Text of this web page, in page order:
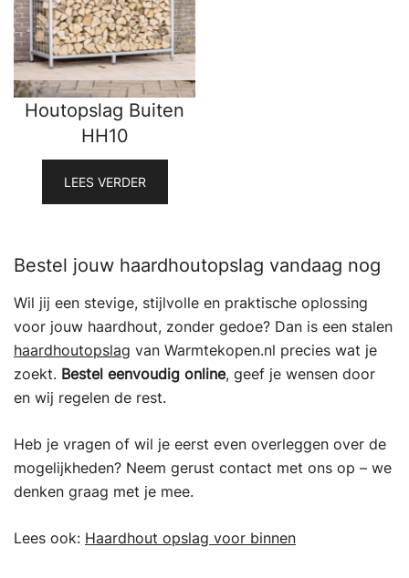
Houtopslag Buiten
HH10
LEES VERDER
Bestel jouw haardhoutopslag vandaag nog
Wil jij een stevige, stijlvolle en praktische oplossing
voor jouw haardhout, zonder gedoe? Dan is een stalen
haardhoutopslag van Warmtekopen.nl precies wat je
zoekt. Bestel eenvoudig online, geef je wensen door
en wij regelen de rest.
Heb je vragen of wil je eerst even overleggen over de
mogelijkheden? Neem gerust contact met ons op – we
denken graag met je mee.
Lees ook: Haardhout opslag voor binnen